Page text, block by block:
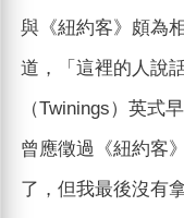
與《紐約客》頗為
道，「這裡的人說
（Twinings）英式
曾應徵過《紐約客
了，但我最後沒有